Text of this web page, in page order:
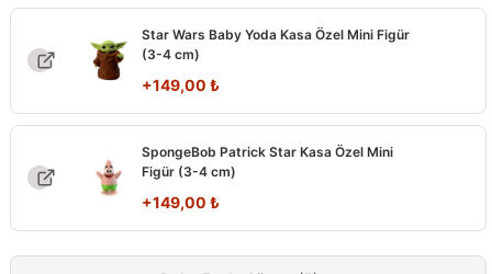
Star Wars Baby Yoda Kasa Özel Mini Figür
(3-4 cm)
+149,00 ₺
SpongeBob Patrick Star Kasa Özel Mini
Figür (3-4 cm)
+149,00 ₺